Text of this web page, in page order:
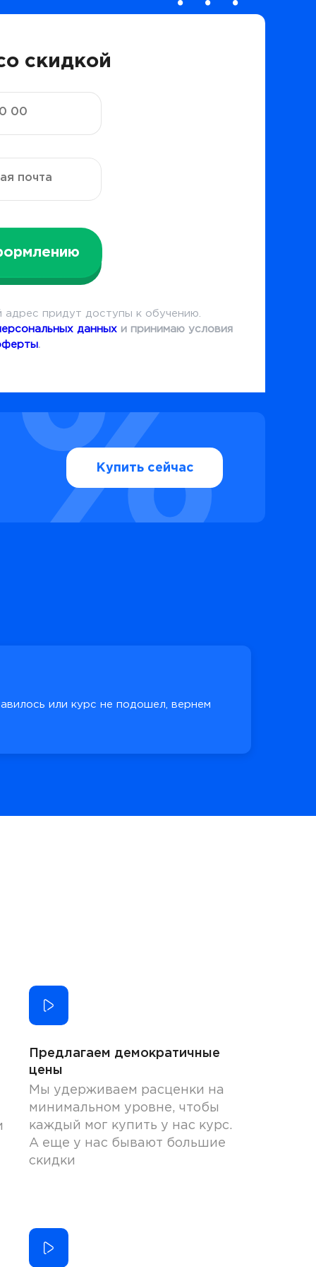
скидкой
придут доступы к обучению.
данныхи принимаю условия
.
Купить сейчас
или курс не подошел, вернем
Предлагаем демократичные
цены
Мы удерживаем расценки на
минимальном уровне, чтобы
каждый мог купить у нас курс.
А еще у нас бывают большие
скидки